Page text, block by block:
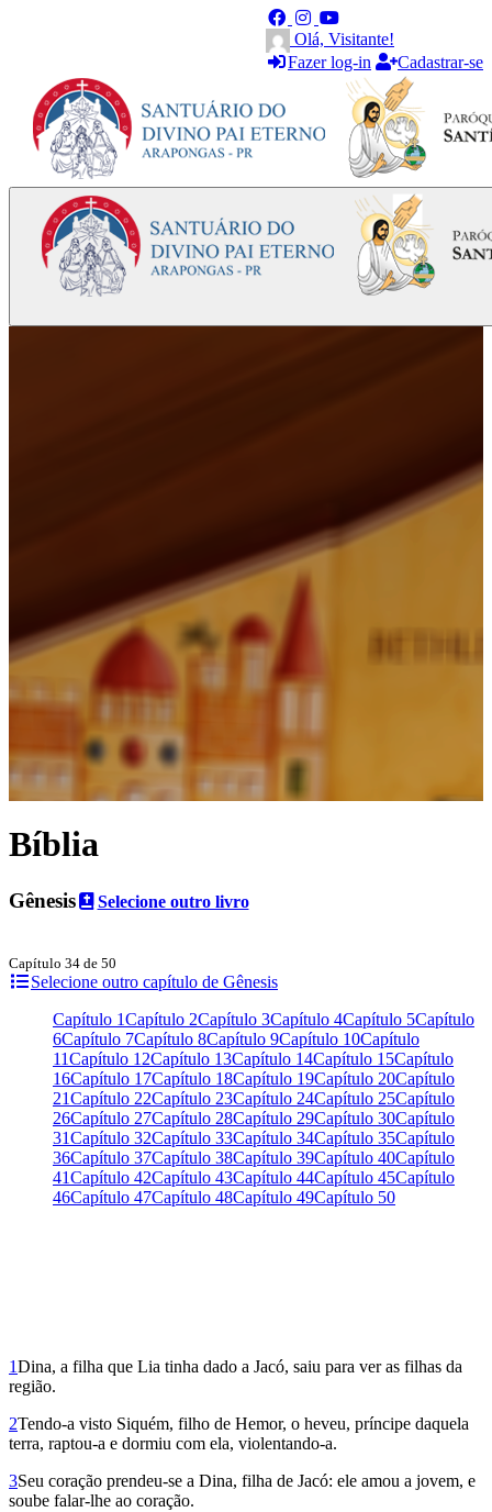
Olá, Visitante!
Fazer log-in
Cadastrar-se
Bíblia
Gênesis Selecione outro livro
Capítulo 34 de 50
Selecione outro capítulo de Gênesis
Capítulo 1Capítulo 2Capítulo 3Capítulo 4Capítulo 5Capítulo
6Capítulo 7Capítulo 8Capítulo 9Capítulo 10Capítulo
11Capítulo 12Capítulo 13Capítulo 14Capítulo 15Capítulo
16Capítulo 17Capítulo 18Capítulo 19Capítulo 20Capítulo
21Capítulo 22Capítulo 23Capítulo 24Capítulo 25Capítulo
26Capítulo 27Capítulo 28Capítulo 29Capítulo 30Capítulo
31Capítulo 32Capítulo 33Capítulo 34Capítulo 35Capítulo
36Capítulo 37Capítulo 38Capítulo 39Capítulo 40Capítulo
41Capítulo 42Capítulo 43Capítulo 44Capítulo 45Capítulo
46Capítulo 47Capítulo 48Capítulo 49Capítulo 50
1Dina, a filha que Lia tinha dado a Jacó, saiu para ver as filhas da
região.
2Tendo-a visto Siquém, filho de Hemor, o heveu, príncipe daquela
terra, raptou-a e dormiu com ela, violentando-a.
3Seu coração prendeu-se a Dina, filha de Jacó: ele amou a jovem, e
soube falar-lhe ao coração.